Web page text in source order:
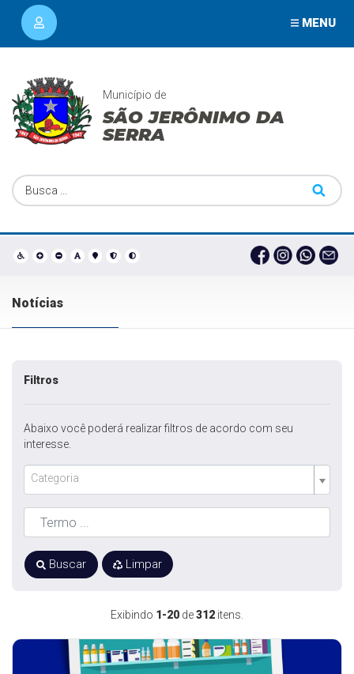
MENU
Município de
SÃO JERÔNIMO DA
SERRA
Notícias
Exibindo 1-20 de312 itens.
Filtros
Abaixo você poderá realizar filtros de acordo com seu
interesse.
Categoria
Buscar Limpar